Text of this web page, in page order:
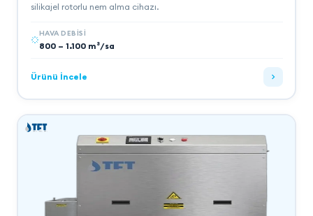
silikajel rotorlu nem alma cihazı.
HAVA DEBISI
800 – 1.100 m³/sa
Ürünü İncele